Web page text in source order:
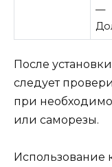
—
После
следует
при
или саморезы.
Использование